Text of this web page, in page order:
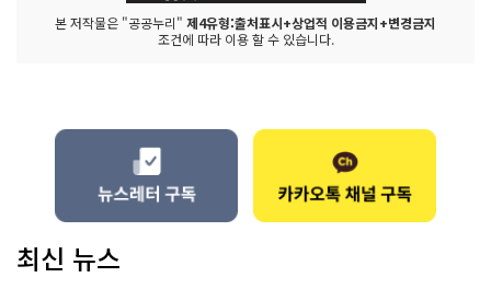
본 저작물은 "공공누리" 제4유형:출처표시+상업적 이용금지+변경금지
조건에 따라 이용 할 수 있습니다.
최신 뉴스